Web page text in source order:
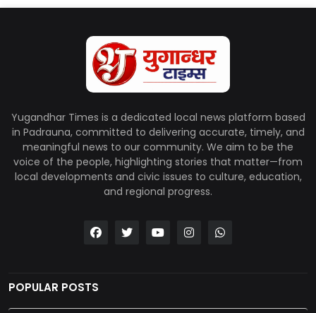
Yugandhar Times is a dedicated local news platform based
in Padrauna, committed to delivering accurate, timely, and
meaningful news to our community. We aim to be the
voice of the people, highlighting stories that matter—from
local developments and civic issues to culture, education,
and regional progress.
POPULAR POSTS